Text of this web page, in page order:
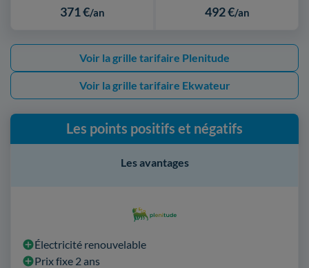
371 €/an 492 €/an
Voir la grille tarifaire Plenitude
Voir la grille tarifaire Ekwateur
Les points positifs et négatifs
Électricité renouvelable
Prix fixe 2 ans
Les avantages